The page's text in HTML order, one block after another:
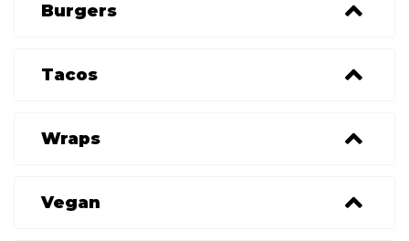
Burgers
Tacos
Wraps
Vegan